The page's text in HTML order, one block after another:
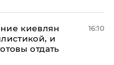
киевлян
и
отдать
16:10